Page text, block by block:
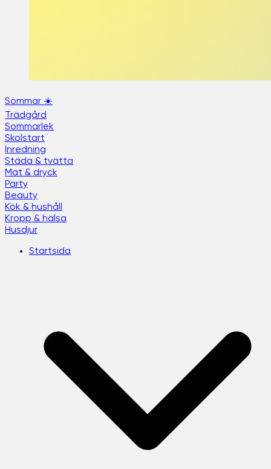
Sommar ☀️
Trädgård
Sommarlek
Skolstart
Inredning
Städa & tvätta
Mat & dryck
Party
Beauty
Kök & hushåll
Kropp & hälsa
Husdjur
Startsida